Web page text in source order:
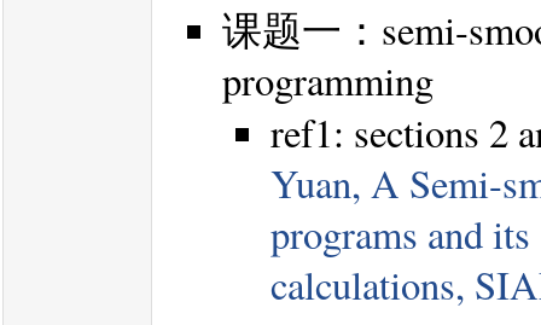
课题一：semi-
programming
ref1: sections 2
Yuan, A Semi-
programs and
calculations,